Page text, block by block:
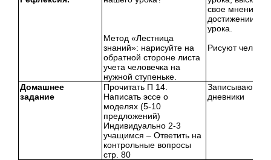
Метод «Лестница
знаний»: нарисуйте на
обратной стороне листа
учета человечка на
нужной ступеньке.
свое мнение о
достижении
урока.
Рисуют
Домашнее
задание
Прочитать П 14.
Написать эссе о
моделях (5-10
предложений)
Индивидуально 2-3
учащимся – Ответить на
контрольные вопросы
стр. 80
Записывают в
дневники